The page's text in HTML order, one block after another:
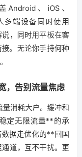
、iOS、
端设备同时使用
，同时用平板在客
。无论你手持何种
，告别流量焦虑
消耗大户。缓冲和
定无限流量**的承
据走优化的**回国
道，互不干扰。更